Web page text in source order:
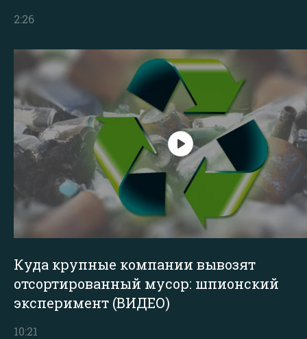
2:26
Куда крупные компании вывозят
отсортированный мусор: шпионский
эксперимент (ВИДЕО)
10:21